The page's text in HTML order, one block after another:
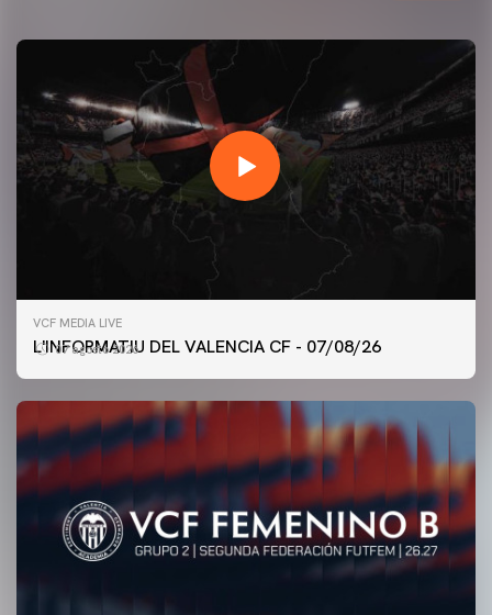
VCF MEDIA LIVE
L'INFORMATIU DEL VALENCIA CF - 07/08/26
07 agosto 2026